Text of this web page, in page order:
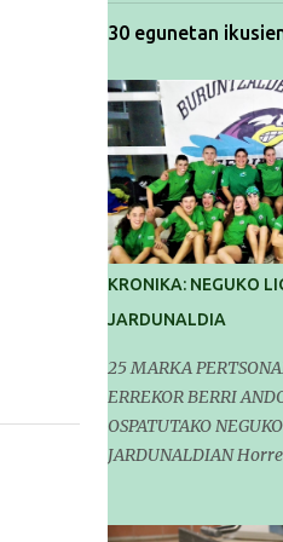
30 egunetan
KRONIKA: NEGUKO
JARDUNALDIA
25 MARKA
ERREKOR BERRI
OSPATUTAKO
JARDUNALDIAN